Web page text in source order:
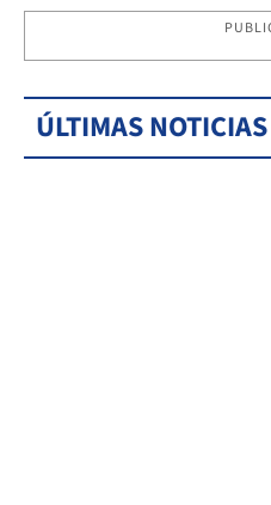
ÚLTIMAS NOTICIAS